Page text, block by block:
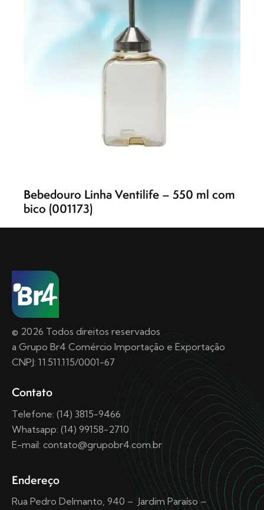
Bebedouro Linha Ventilife – 550 ml com
bico (001173)
© 2026 Todos direitos reservados
a Grupo Br4 Comércio Importação e Exportação
CNPJ: 11.511.115/0001-67
Contato
Telefone: (14) 3815-9466
Whatsapp: (14) 99158-2710
E-mail: contato@grupobr4.com.br
Endereço
Rua Pedro Delmanto, 940 – Jardim Paraíso –